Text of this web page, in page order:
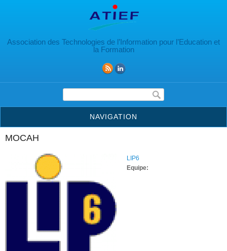
Association des Technologies de l’Information pour l’Education et
la Formation
Formulaire de recherche
NAVIGATION
MOCAH
LIP6
Equipe: